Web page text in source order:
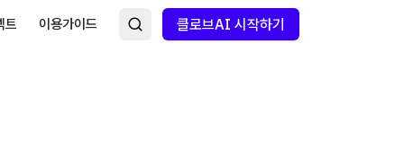
트 이용가이드 클로브AI 시작하기